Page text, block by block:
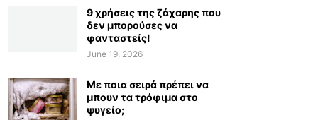
9 χρήσεις της ζάχαρης που
δεν μπορούσες να
φανταστείς!
June 19, 2026
Με ποια σειρά πρέπει να
μπουν τα τρόφιμα στο
ψυγείο;